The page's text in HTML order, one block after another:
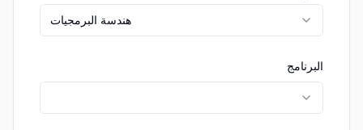
هندسة البرمجيات
البرنامج